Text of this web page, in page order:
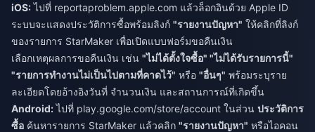
iOS:ไปที่ reportaproblem.apple.com แล้วล็อกอินด้วย Apple ID
ระบบจะแสดงประวัติการซื้อพร้อมลิงก์ "รายงานปัญหา" ให้คลิกที่ลิงก์
ของรายการ StarMaker เพื่อเปิดแบบฟอร์มขอคืนเงิน
เลือกเหตุผลการขอคืนเงิน เช่น "ไม่ได้ตั้งใจซื้อ" "ไม่ได้รับรายการนี้"
"รายการทำงานไม่เป็นไปตามที่คาดไว้" หรือ "อื่นๆ" พร้อมระบุราย
ละเอียดโดยอ้างอิงวันที่ จำนวนเงิน และสถานการณ์ที่เกิดขึ้น
Android:ไปที่ play.google.com/store/account ในส่วน ประวัติการ
ซื้อ ค้นหารายการ StarMaker แล้วคลิก "รายงานปัญหา" หรือไอคอน